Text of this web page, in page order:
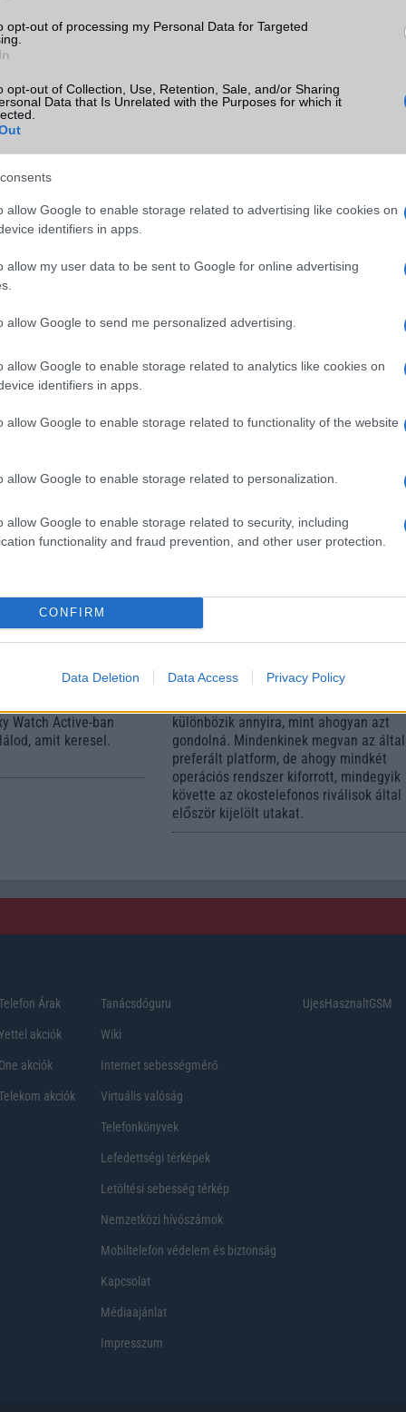
opt-out of processing my Personal Data for Targeted
opt-out of Collection, Use, Retention, Sale, and/or Sharing
Data that Is Unrelated with the Purposes for which it
allow Google to enable storage related to advertising like cookies on
identifiers in apps.
allow my user data to be sent to Google for online advertising
allow Google to send me personalized advertising.
allow Google to enable storage related to analytics like cookies on
identifiers in apps.
allow Google to enable storage related to functionality of the website
allow Google to enable storage related to personalization.
allow Google to enable storage related to security, including
functionality and fraud prevention, and other user protection.
CONFIRM
Data Deletion Data Access Privacy Policy
kiemelt ajánlatok
S25
(új)
245.000 Ft (új)
245.000 Ft (használt)
Galaxy Watch 4
4, illetve Watch
Apple Watch klónja
Wear OS és igazán ütős árral érkezett a
Galaxy Watch
Buds teszt
| Telefonguru
Watch Active-ban
amit keresel.
Androidról iOS-re
2023.06.12| Android Police
különbözik annyira, mint ahogyan azt
gondolná. Mindenkinek megvan az
preferált platform, de ahogy mindkét
operációs rendszer kiforrott, mindegyik
követte az okostelefonos riválisok által
először kijelölt utakat.
Árak
akciók
One akciók
akciók
Tanácsdóguru
Wiki
Internet sebességmérő
Virtuális valóság
Telefonkönyvek
Lefedettségi térképek
Letöltési sebesség térkép
Nemzetközi hívószámok
Mobiltelefon védelem és biztonság
Kapcsolat
Médiaajánlat
Impresszum
UjesHasznaltGSM